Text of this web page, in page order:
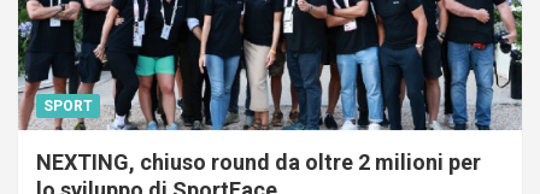
SPORT
NEXTING, chiuso round da oltre 2 milioni per